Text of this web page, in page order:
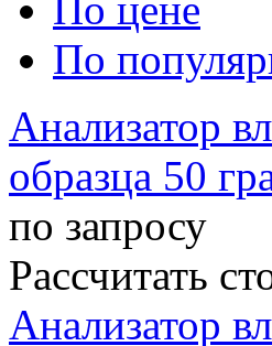
По
Анализатор
образца 50
по запросу
Рассчитать
Анализатор